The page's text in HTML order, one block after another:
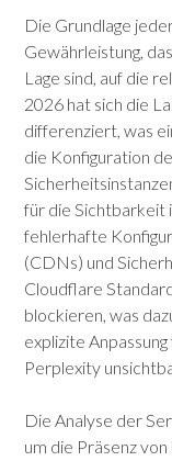
Die Grundlage
Gewährleistung,
Lage sind, auf die
2026 hat sich die
differenziert, was
die Konfiguration
für die Sichtbarkeit
fehlerhafte
(CDNs) und
Cloudflare
blockieren, was
explizite
Perplexity
Die Analyse der
um die Präsenz